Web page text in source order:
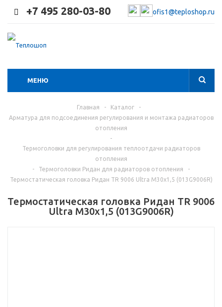
+7 495 280-03-80 ofis1@teploshop.ru
МЕНЮ
Главная - Каталог
-
Арматура для подсоединения регулирования и монтажа радиаторов
отопления
-
Термоголовки для регулирования теплоотдачи радиаторов
отопления
-
Термоголовки Ридан для радиаторов отопления
-
Термостатическая головка Ридан TR 9006 Ultra М30х1,5 (013G9006R)
Термостатическая головка Ридан TR 9006
Ultra М30х1,5 (013G9006R)